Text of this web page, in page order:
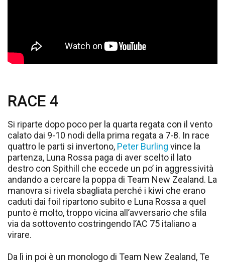
RACE 4
Si riparte dopo poco per la quarta regata con il vento
calato dai 9-10 nodi della prima regata a 7-8. In race
quattro le parti si invertono, Peter Burling vince la
partenza, Luna Rossa paga di aver scelto il lato
destro con Spithill che eccede un po’ in aggressività
andando a cercare la poppa di Team New Zealand. La
manovra si rivela sbagliata perché i kiwi che erano
caduti dai foil ripartono subito e Luna Rossa a quel
punto è molto, troppo vicina all’avversario che sfila
via da sottovento costringendo l’AC 75 italiano a
virare.
Da lì in poi è un monologo di Team New Zealand, Te